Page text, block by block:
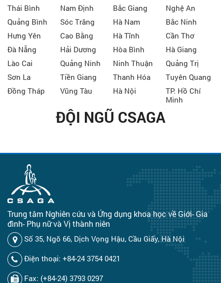
Thái Bình
Nam Định Bắc Giang
Nghệ An
Quảng Bình
Sóc Trăng Hà Nam
Bắc Ninh
Hưng Yên
Cao Bằng Hà Tĩnh
Cần Thơ
Đà Nẵng
Hải Dương Hòa Bình
Hà Giang
Lào Cai
Quảng Ninh Ninh Thuận
Quảng Trị
Sơn La
Tiền Giang Thanh Hóa
Tuyên Quang
Đồng Tháp
Vũng Tàu Hà Nội
TP. Hồ Chí
Minh
ĐỘI NGŨ CSAGA
Trung tâm Nghiên cứu và Ứng dụng khoa học về Giới- Gia
đình- Phụ nữ và Vị thành niên
Số 35, Ngõ 66, Dịch Vọng Hậu, Cầu Giấy, Hà Nội
Điện thoại: +84-24 3754 0421
Fax: (+84-24) 3793 0297